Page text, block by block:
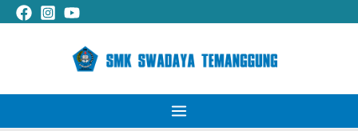
Lewati
ke